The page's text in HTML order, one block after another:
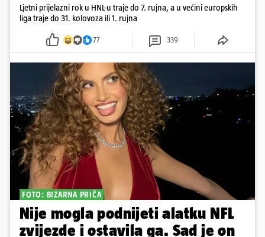
Ljetni prijelazni rok u HNL-u traje do 7. rujna, a u većini europskih
liga traje do 31. kolovoza ili 1. rujna
77 339
FOTO: BIZARNA PRIČA
Nije mogla podnijeti alatku NFL
zvijezde i ostavila ga. Sad je on